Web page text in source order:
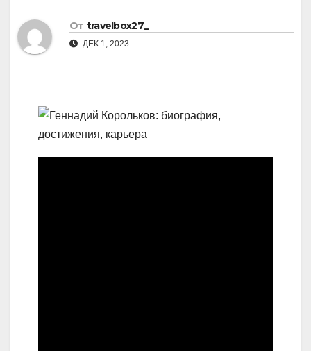
От travelbox27_
ДЕК 1, 2023